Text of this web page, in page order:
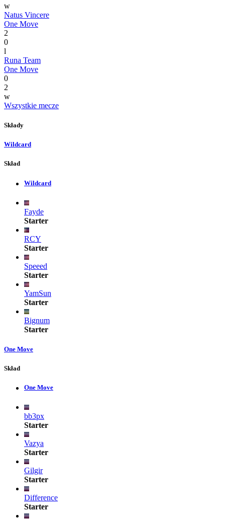
w
Natus Vincere
One Move
2
0
l
Runa Team
One Move
0
2
w
Wszystkie mecze
Składy
Wildcard
Skład
Wildcard
Fayde
Starter
RCY
Starter
Speeed
Starter
YamSun
Starter
Bignum
Starter
One Move
Skład
One Move
bb3px
Starter
Vazya
Starter
Gilgir
Starter
Difference
Starter